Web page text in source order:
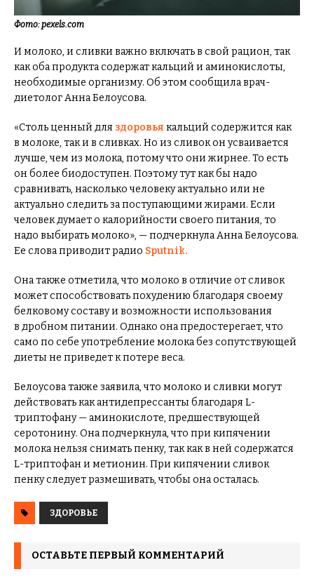
Фото: pexels.com
И молоко, и сливки важно включать в свой рацион, так
как оба продукта содержат кальций и аминокислоты,
необходимые организму. Об этом сообщила врач-
диетолог Анна Белоусова.
«Столь ценный для здоровья кальций содержится как
в молоке, так и в сливках. Но из сливок он усваивается
лучше, чем из молока, потому что они жирнее. То есть
он более биодоступен. Поэтому тут как бы надо
сравнивать, насколько человеку актуально или не
актуально следить за поступающими жирами. Если
человек думает о калорийности своего питания, то
надо выбирать молоко», — подчеркнула Анна Белоусова.
Ее слова приводит радио Sputnik.
Она также отметила, что молоко в отличие от сливок
может способствовать похудению благодаря своему
белковому составу и возможности использования
в дробном питании. Однако она предостерегает, что
само по себе употребление молока без сопутствующей
диеты не приведет к потере веса.
Белоусова также заявила, что молоко и сливки могут
действовать как антидепрессанты благодаря L-
триптофану — аминокислоте, предшествующей
серотонину. Она подчеркнула, что при кипячении
молока нельзя снимать пенку, так как в ней содержатся
L-триптофан и метионин. При кипячении сливок
пенку следует размешивать, чтобы она осталась.
ЗДОРОВЬЕ
ОСТАВЬТЕ ПЕРВЫЙ КОММЕНТАРИЙ